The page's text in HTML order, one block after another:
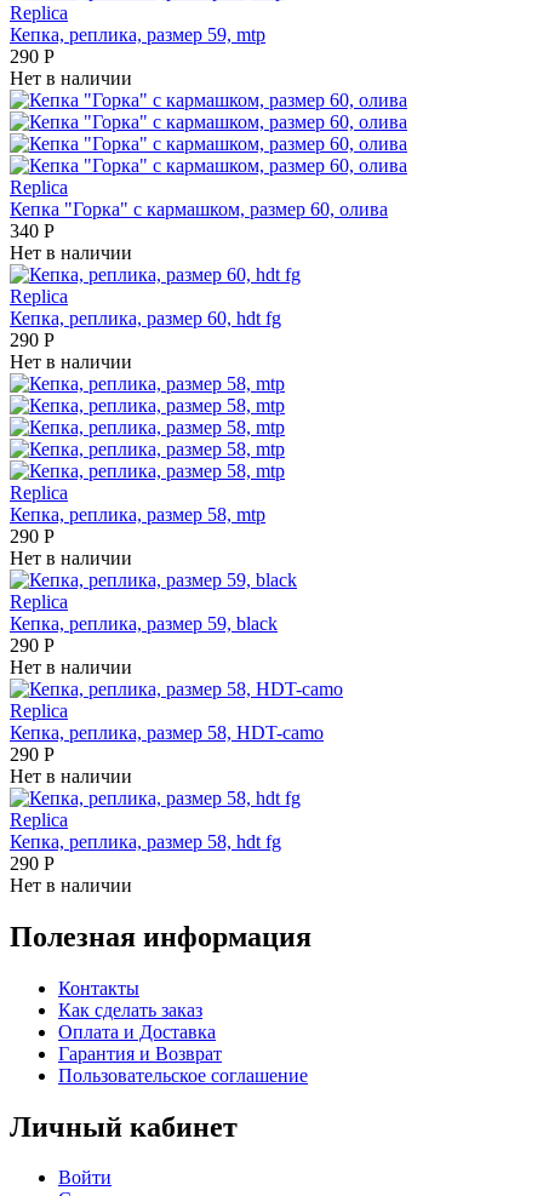
Replica
Кепка, реплика, размер 59, mtp
290 Р
Нет в наличии
Replica
Кепка "Горка" с кармашком, размер 60, олива
340 Р
Нет в наличии
Replica
Кепка, реплика, размер 60, hdt fg
290 Р
Нет в наличии
Replica
Кепка, реплика, размер 58, mtp
290 Р
Нет в наличии
Replica
Кепка, реплика, размер 59, black
290 Р
Нет в наличии
Replica
Кепка, реплика, размер 58, HDT-camo
290 Р
Нет в наличии
Replica
Кепка, реплика, размер 58, hdt fg
290 Р
Нет в наличии
Полезная информация
Контакты
Как сделать заказ
Оплата и Доставка
Гарантия и Возврат
Пользовательское соглашение
Личный кабинет
Войти